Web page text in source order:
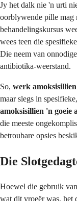
Jy het dalk nie 'n urti
oorblywende pille mag
behandelingskursus
wees teen die
Die neem van
antibiotika-weerstand.
So, werk
maar slegs in
amoksisillien 'n
die meeste
betroubare opsies
Die
Hoewel die gebruik van
wat dit vroeër was, het